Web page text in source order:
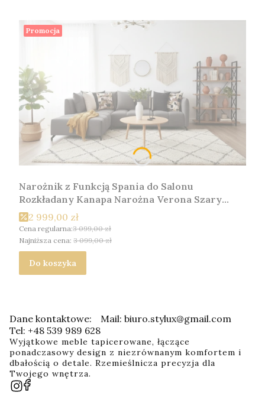
Promocja
Narożnik z Funkcją Spania do Salonu
Rozkładany Kanapa Narożna Verona Szary
Lewy
2 999,00 zł
Cena regularna:3 099,00 zł
Najniższa cena: 3 099,00 zł
Do koszyka
Dane kontaktowe:
Tel: +48 539 989 628
Mail: biuro.stylux@gmail.com
Wyjątkowe meble tapicerowane, łączące
ponadczasowy design z niezrównanym komfortem i
dbałością o detale. Rzemieślnicza precyzja dla
Twojego wnętrza.